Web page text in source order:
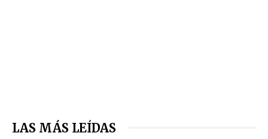
LAS MÁS LEÍDAS